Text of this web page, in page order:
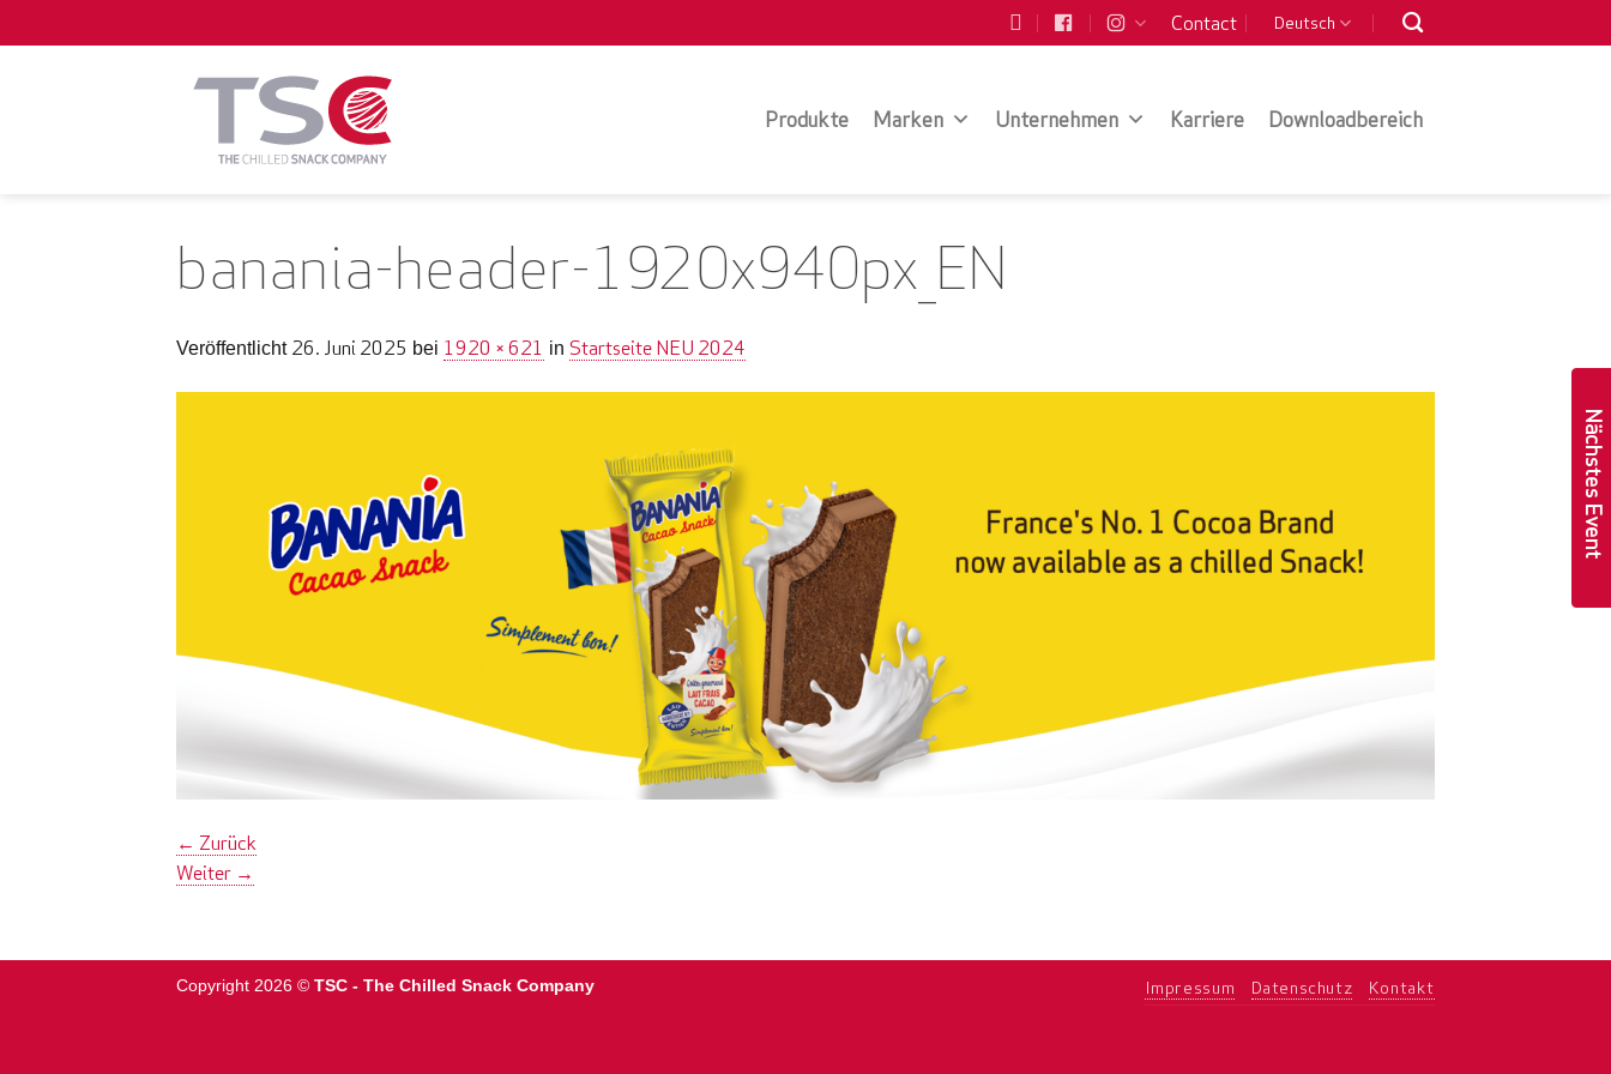
Inhalt
Contact Deutsch
Produkte Marken Unternehmen Karriere Downloadbereich
banania-header-1920x940px_EN
Veröffentlicht 26. Juni 2025 bei 1920 × 621 in Startseite NEU 2024
← Zurück
Weiter →
Impressum Datenschutz Kontakt
Copyright 2026 © TSC - The Chilled Snack Company
Nächstes Event